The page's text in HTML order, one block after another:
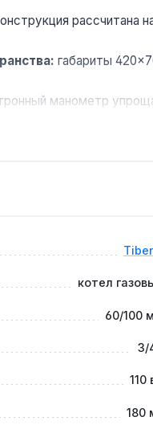
рассчитана
габариты
манометр
до 180 м², где
для поддержания КПД
котел
60/100
3/
110
180